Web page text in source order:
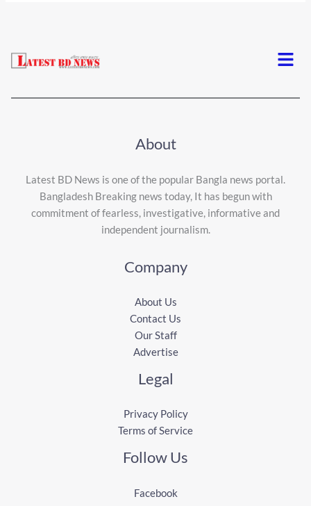
Menu
About
Latest BD News is one of the popular Bangla news portal.
Bangladesh Breaking news today, It has begun with
commitment of fearless, investigative, informative and
independent journalism.
Company
About Us
Contact Us
Our Staff
Advertise
Legal
Privacy Policy
Terms of Service
Follow Us
Facebook